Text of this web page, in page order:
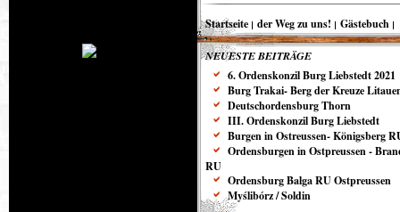
Startseite der Weg zu uns! Gästebuch
NEUESTE BEITRÄGE
6. Ordenskonzil Burg Liebstedt 2021
Burg Trakai- Berg der Kreuze
Deutschordensburg Thorn
III. Ordenskonzil Burg Liebstedt
Burgen in Ostreussen- Königsberg
Ordensburgen in Ostpreussen -
RU
Ordensburg Balga RU Ostpreussen
Myślibórz / Soldin